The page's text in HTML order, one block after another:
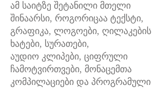
ამ საიტზე შეტანილი მთელი
შინაარსი, როგორიცაა ტექსტი,
გრაფიკა, ლოგოები, ღილაკების
ხატები, სურათები,
აუდიო კლიპები, ციფრული
ჩამოტვირთვები, მონაცემთა
კომპილაციები და პროგრამული